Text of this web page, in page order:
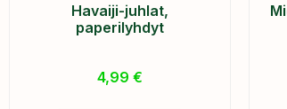
Havaiji-juhlat,
paperilyhdyt
4,99 €